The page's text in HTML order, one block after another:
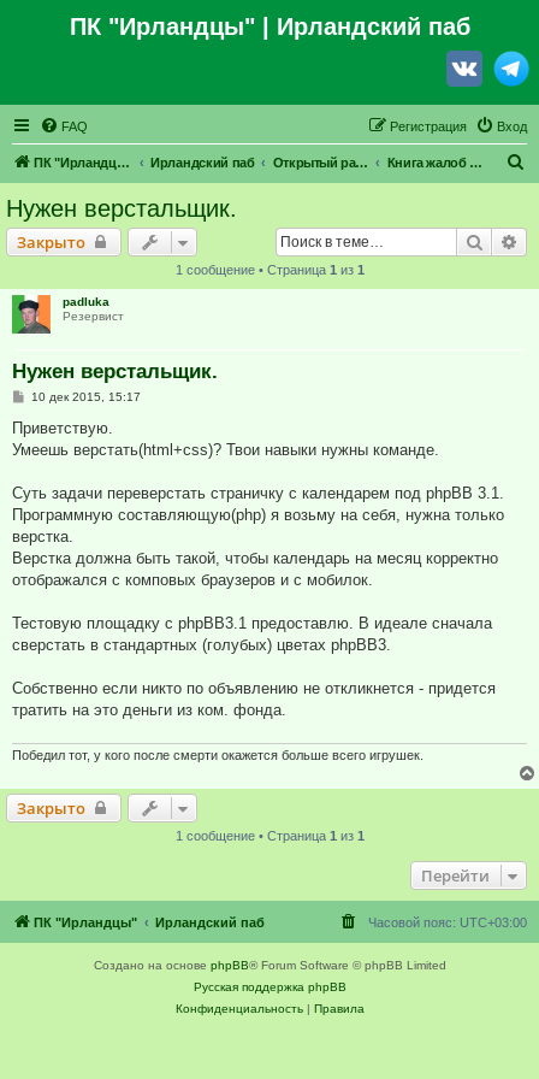
ПК "Ирландцы"| Ирландский паб
FAQ Вход
Регистрация
ПК "Ирландцы" Ирландский паб Открытый раздел Книга жалоб и предложений
Нужен верстальщик.
Закрыто Поиск
1 сообщение • Страница 1 из 1
padluka
Резервист
Нужен верстальщик.
С
о
щ
и
е
10 дек 2015, 15:17
Приветствую.
Умеешь верстать(html+css)? Твои навыки нужны команде.
Суть задачи переверстать страничку с календарем под phpBB 3.1.
Программную составляющую(php) я возьму на себя, нужна только
верстка.
Верстка должна быть такой, чтобы календарь на месяц корректно
отображался с комповых браузеров и с мобилок.
Тестовую площадку с phpBB3.1 предоставлю. В идеале сначала
сверстать в стандартных (голубых) цветах phpBB3.
Собственно если никто по объявлению не откликнется - придется
тратить на это деньги из ком. фонда.
Победил тот, у кого после смерти окажется больше всего игрушек.
Закрыто
1 сообщение • Страница 1 из 1
Перейти
ПК "Ирландцы" Ирландский паб Часовой пояс: UTC+03:00
Создано на основе phpBB® Forum Software © phpBB Limited
Русская поддержка phpBB
Конфиденциальность| Правила